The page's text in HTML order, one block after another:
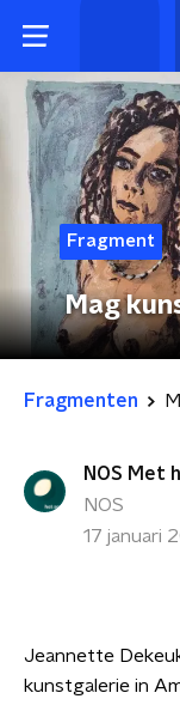
Fragment
Mag
Fragmenten
NOS Met
NOS
17 januari
Jeannette
kunstgalerie in